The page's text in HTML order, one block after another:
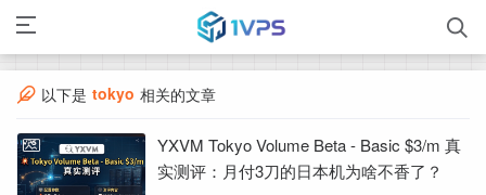
以下是 tokyo 相关的文章
YXVM Tokyo Volume Beta - Basic $3/m 真
实测评：月付3刀的日本机为啥不香了？